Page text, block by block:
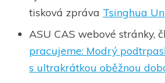
tisková zpráva Tsinghua
ASU CAS webové stránky,
pracujeme: Modrý
s ultrakrátkou oběžnou